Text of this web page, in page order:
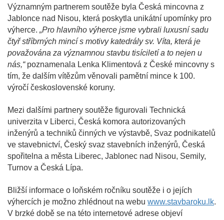
Významným partnerem soutěže byla Česká mincovna z
Jablonce nad Nisou, která poskytla unikátní upomínky pro
výherce. „Pro hlavního výherce jsme vybrali luxusní sadu
čtyř stříbrných mincí s motivy katedrály sv. Víta, která je
považována za významnou stavbu tisíciletí a to nejen u
nás,“poznamenala Lenka Klimentová z České mincovny s
tím, že dalším vítězům věnovali pamětní mince k 100.
výročí československé koruny.
Mezi dalšími partnery soutěže figurovali Technická
univerzita v Liberci, Česká komora autorizovaných
inženýrů a techniků činných ve výstavbě, Svaz podnikatelů
ve stavebnictví, Český svaz stavebních inženýrů, Česká
spořitelna a města Liberec, Jablonec nad Nisou, Semily,
Turnov a Česká Lípa.
Bližší informace o loňském ročníku soutěže i o jejích
výhercích je možno zhlédnout na webu www.stavbaroku.lk.
V brzké době se na této internetové adrese objeví